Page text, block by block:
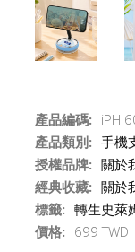
產品編碼: iPH
產品類別: 手機
授權品牌: 關於
經典收藏: 關於
標籤: 轉生史萊
價格: 699 TWD